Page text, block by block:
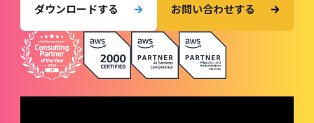
ダウンロードする お問い合わせする